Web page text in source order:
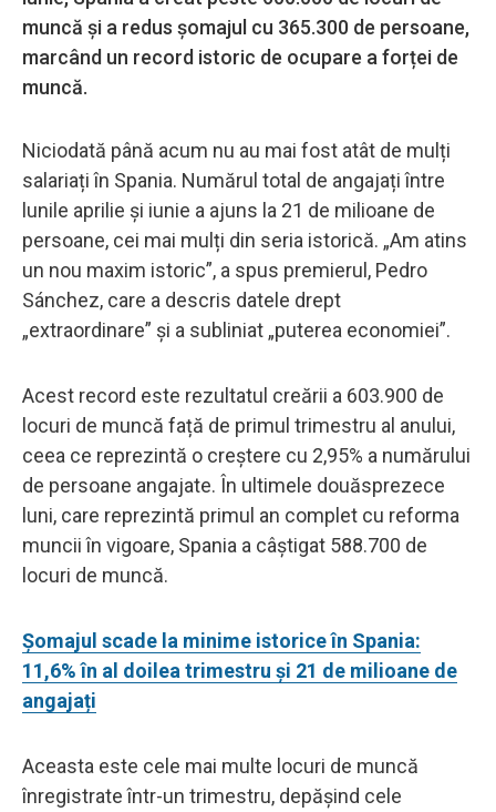
muncă și a redus șomajul cu 365.300 de persoane,
marcând un record istoric de ocupare a forței de
muncă.
Niciodată până acum nu au mai fost atât de mulți
salariați în Spania. Numărul total de angajați între
lunile aprilie și iunie a ajuns la 21 de milioane de
persoane, cei mai mulți din seria istorică. „Am atins
un nou maxim istoric”, a spus premierul, Pedro
Sánchez, care a descris datele drept
„extraordinare” și a subliniat „puterea economiei”.
Acest record este rezultatul creării a 603.900 de
locuri de muncă față de primul trimestru al anului,
ceea ce reprezintă o creștere cu 2,95% a numărului
de persoane angajate. În ultimele douăsprezece
luni, care reprezintă primul an complet cu reforma
muncii în vigoare, Spania a câștigat 588.700 de
locuri de muncă.
Șomajul scade la minime istorice în Spania:
11,6% în al doilea trimestru și 21 de milioane de
angajați
Aceasta este cele mai multe locuri de muncă
înregistrate într-un trimestru, depășind cele